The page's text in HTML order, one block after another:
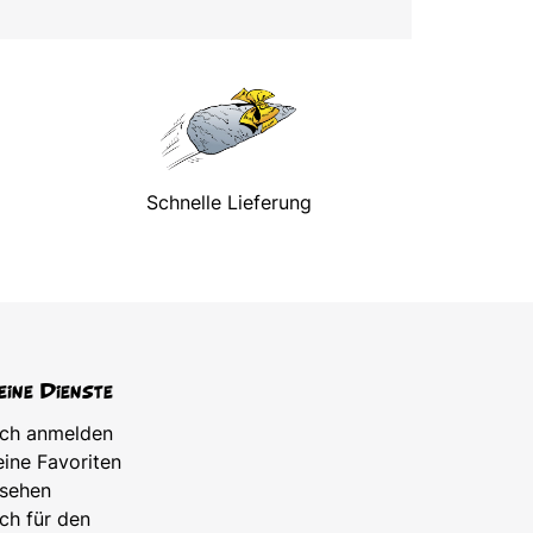
Schnelle Lieferung
Dienste
anmelden
Favoriten
für den